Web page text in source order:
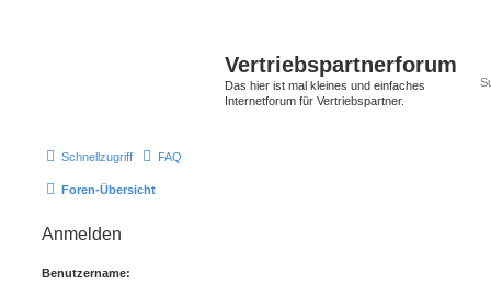
Vertriebspartnerforum
Das hier ist mal kleines und einfaches
Internetforum für Vertriebspartner.
Schnellzugriff FAQ
Foren-Übersicht
Anmelden
Benutzername: